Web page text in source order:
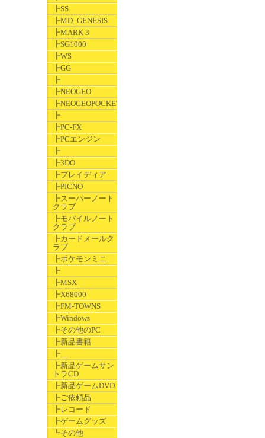
┣SS
┣MD_GENESIS
┣MARK 3
┣SG1000
┣WS
┣GG
┣
┣NEOGEO
┣NEOGEOPOCKET
┣
┣PC-FX
┣PCエンジン
┣
┣3DO
┣プレイディア
┣PICNO
┣スーパーノート
クラブ
┣モバイルノート
クラブ
┣カードメールク
ラブ
┣ポケモンミニ
┣
┣MSX
┣X68000
┣FM-TOWNS
┣Windows
┣その他のPC
┣新品書籍
┣__
┣新品ゲームサン
トラCD
┣新品ゲームDVD
┣ご依頼品
┣レコード
┣ゲームグッズ
┗その他